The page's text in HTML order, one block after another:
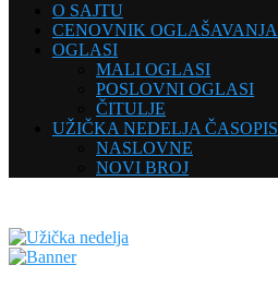
O SAJTU
CENOVNIK OGLAŠAVANJA
OGLASI
MALI OGLASI
POSLOVNI OGLASI
ČITULJE
UŽIČKA NEDELJA ČASOPIS
NASLOVNE
NOVI BROJ